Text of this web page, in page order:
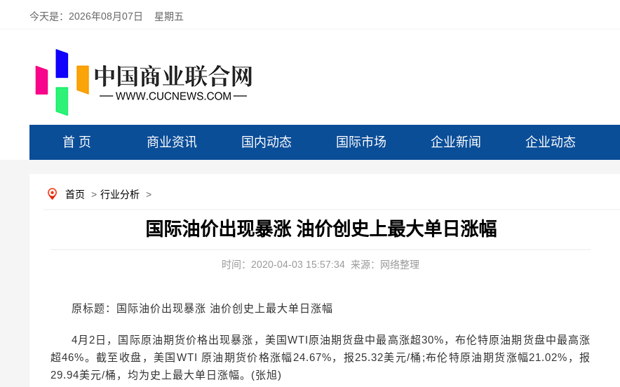
今天是： 2026年08月07日 星期五
首 页 商业资讯 国内动态 国际市场 企业新闻 企业动态
首页 > 行业分析 >
国际油价出现暴涨 油价创史上最大单日涨幅
时间：2020-04-03 15:57:34 来源：网络整理
原标题：国际油价出现暴涨 油价创史上最大单日涨幅
4月2日，国际原油期货价格出现暴涨，美国WTI原油期货盘中最高涨超30%，布伦特原油期货盘中最高涨
超46%。截至收盘，美国WTI 原油期货价格涨幅24.67%，报25.32美元/桶;布伦特原油期货涨幅21.02%，报
29.94美元/桶，均为史上最大单日涨幅。(张旭)